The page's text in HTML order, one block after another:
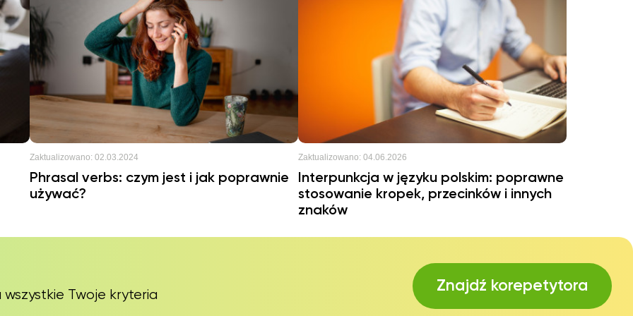
Zaktualizowano: 02.03.2024
Phrasal verbs: czym jest i jak poprawnie
używać?
Zaktualizowano: 04.06.2026
Interpunkcja w języku polskim: poprawne
stosowanie kropek, przecinków i innych
znaków
Twoje kryteria
Znajdź korepetytora